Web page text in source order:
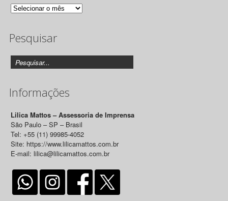
Arquivo
Releases
Pesquisar
Informações
Lilica Mattos – Assessoria de Imprensa
São Paulo – SP – Brasil
Tel: +55 (11) 99985-4052
Site: https://www.lilicamattos.com.br
E-mail: lilica@lilicamattos.com.br